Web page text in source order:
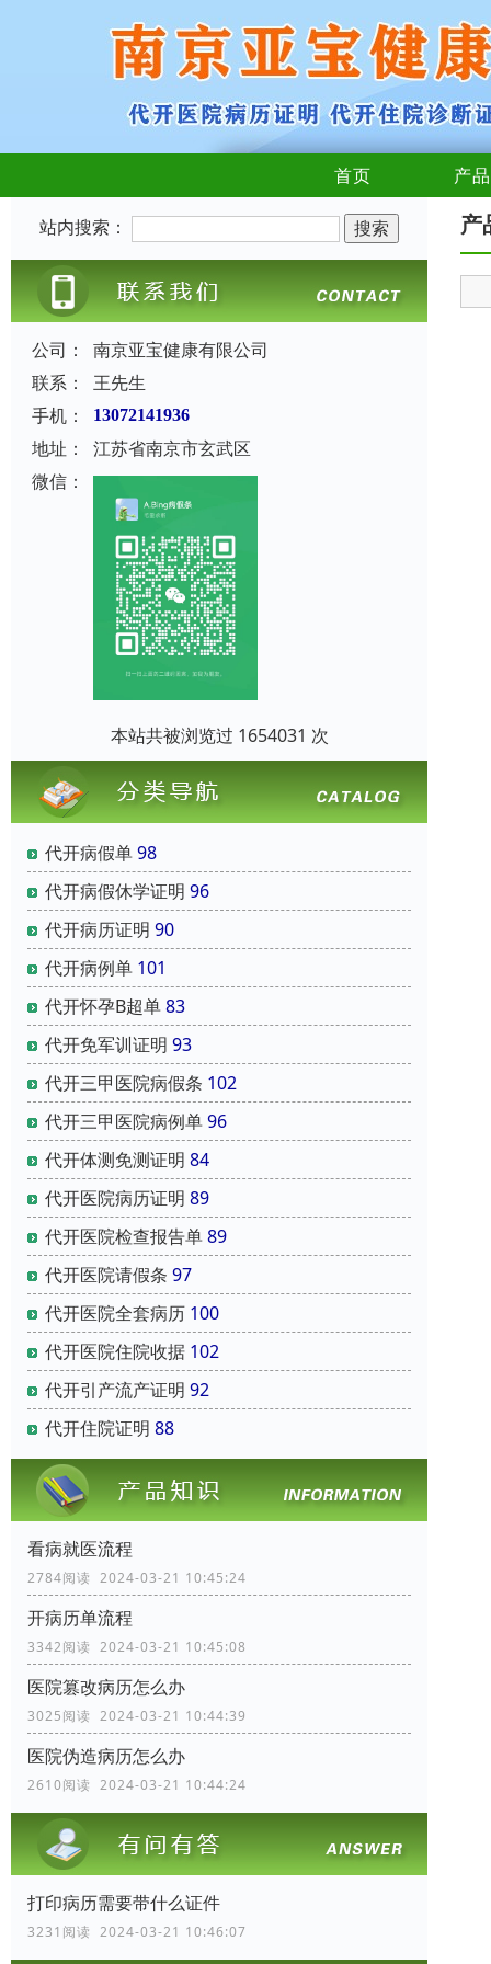
首页 产
站内搜索：
公司：
南京亚宝健康有限公司
联系：
王先生
手机：
13072141936
地址：
江苏省南京市玄武区
微信：
本站共被浏览过 1654031 次
代开病假单98
代开病假休学证明 96
代开病历证明 90
代开病例单 101
代开怀孕B超单83
代开免军训证明 93
代开三甲医院病假条 102
代开三甲医院病例单96
代开体测免测证明 84
代开医院病历证明 89
代开医院检查报告单89
代开医院请假条 97
代开医院全套病历 100
代开医院住院收据 102
代开引产流产证明 92
代开住院证明 88
看病就医流程
2784阅读 2024-03-21 10:45:24
开病历单流程
3342阅读 2024-03-21 10:45:08
医院篡改病历怎么办
3025阅读 2024-03-21 10:44:39
医院伪造病历怎么办
2610阅读 2024-03-21 10:44:24
打印病历需要带什么证件
3231阅读 2024-03-21 10:46:07
产